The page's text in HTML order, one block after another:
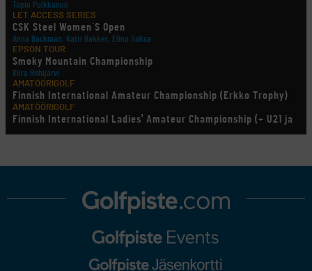
Tapio Pulkkanen
LET ACCESS SERIES
CSK Steel Women´S Open
Anna Backman, Katri Bakker, Elina Saksa
EPSON TOUR
Smoky Mountain Championship
Kiira Riihijärvi
AMATÖÖRIGOLF
Finnish International Amateur Championship (Erkko Trophy)
AMATÖÖRIGOLF
Finnish International Ladies' Amateur Championship (+ U21 ja
U18/FJT/Aulanko)
LEGENDS TOUR
U.S. Women's Amateur Championship
English Boys' (U14) Open Amateur Stroke Play Championship
Eeli Krankka, Lionel Mutikainen